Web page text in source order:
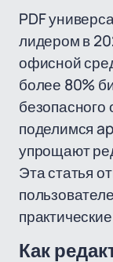
PDF
лидером в
офисной
более 80%
поделимся
упрощают
Эта статья
Как